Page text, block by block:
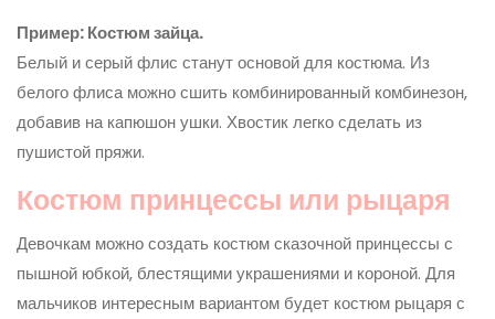
Пример: Костюм зайца.
Белый и серый флис станут основой для костюма. Из
белого флиса можно сшить комбинированный комбинезон,
добавив на капюшон ушки. Хвостик легко сделать из
пушистой пряжи.
Костюм принцессы или рыцаря
Девочкам можно создать костюм сказочной принцессы с
пышной юбкой, блестящими украшениями и короной. Для
мальчиков интересным вариантом будет костюм рыцаря с